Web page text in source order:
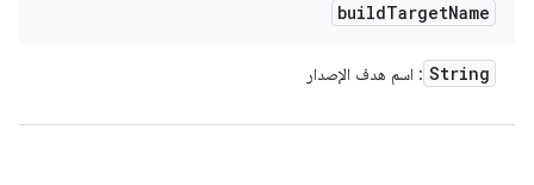
buildTargetName
String : اسم هدف الإصدار